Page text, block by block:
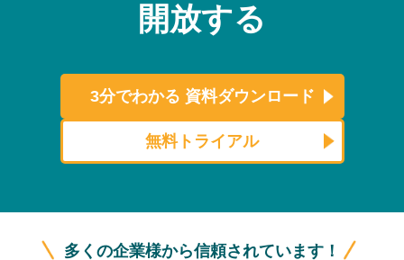
よくある質問
資料ダウンロード
ログイン
開放する
3分でわかる 資料ダウンロード
無料トライアル
多くの企業様から信頼されています！